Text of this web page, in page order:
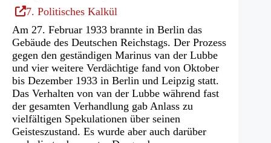
(Öffnet
in
einem
neuen
Tab)
7. Politisches Kalkül
Am 27. Februar 1933 brannte in Berlin das
Gebäude des Deutschen Reichstags. Der Prozess
gegen den geständigen Marinus van der Lubbe
und vier weitere Verdächtige fand von Oktober
bis Dezember 1933 in Berlin und Leipzig statt.
Das Verhalten von van der Lubbe während fast
der gesamten Verhandlung gab Anlass zu
vielfältigen Spekulationen über seinen
Geisteszustand. Es wurde aber auch darüber